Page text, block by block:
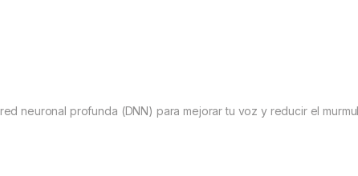
neuronal profunda (DNN) para mejorar tu voz y reducir el